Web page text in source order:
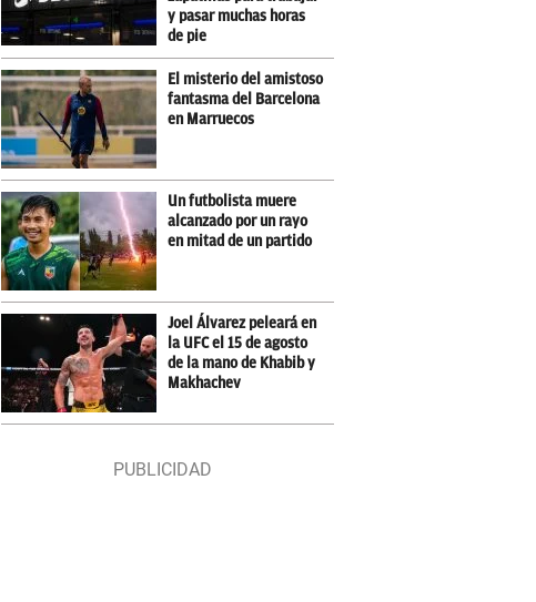
y pasar muchas horas
de pie
El misterio del amistoso
fantasma del Barcelona
en Marruecos
Un futbolista muere
alcanzado por un rayo
en mitad de un partido
Joel Álvarez peleará en
la UFC el 15 de agosto
de la mano de Khabib y
Makhachev